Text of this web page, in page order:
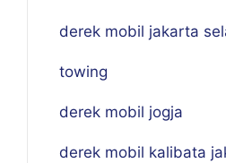
derek mobil jakarta
towing
derek mobil jogja
derek mobil kalibata